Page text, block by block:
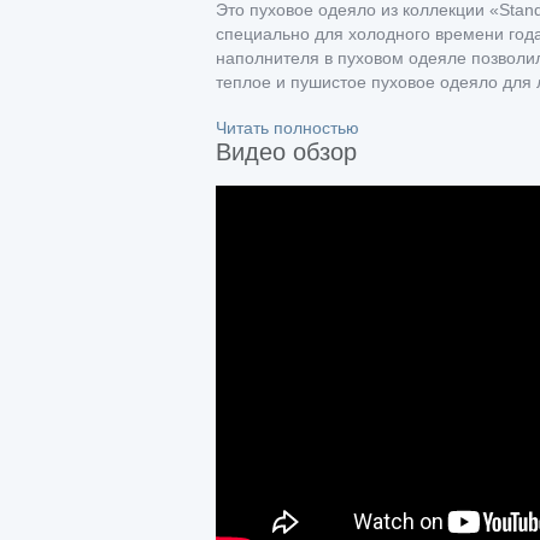
Это пуховое одеяло из коллекции
специально для холодного времени
наполнителя в пуховом одеяле
теплое и пушистое пуховое одеяло для
Читать полностью
Видео обзор